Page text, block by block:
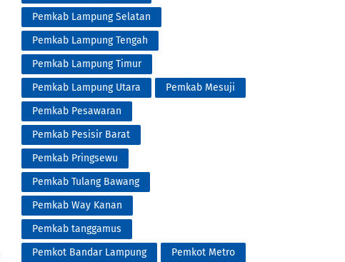
Pemkab Lampung Selatan
Pemkab Lampung Tengah
Pemkab Lampung Timur
Pemkab Lampung Utara
Pemkab Mesuji
Pemkab Pesawaran
Pemkab Pesisir Barat
Pemkab Pringsewu
Pemkab Tulang Bawang
Pemkab Way Kanan
Pemkab tanggamus
Pemkot Bandar Lampung
Pemkot Metro